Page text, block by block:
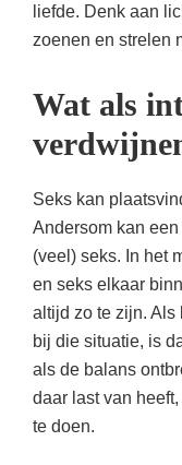
liefde. Denk aan
zoenen en strelen
Wat als
Seks kan
Andersom kan
(veel) seks. In het
en seks elkaar
altijd zo te zijn. Als
bij die situatie, is
als de balans
daar last van
te doen.